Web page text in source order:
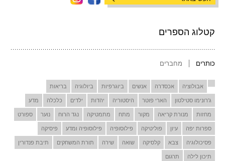
קטלוג הספרים
כותרים מחברים
אבולוציה אכסדרה אנשים ביוגרפיות ביולוגיה בריאות
ג'רונימו סטילטון הארי פוטר היסטוריה יהדות ילדים כלכלה מדע
מחזות מנורת קריאה מקור מתח מתמטיקה נגד הרוח נוער ספורט
ספרות יפה עיון פוליטיקה פילוסופיה פילוסופיה ומדע פיסיקה
פסיכולוגיה צבא קלסיקה שואה שירה תורת המשחקים תיבת פנדורין
תיכון לילה תרגום